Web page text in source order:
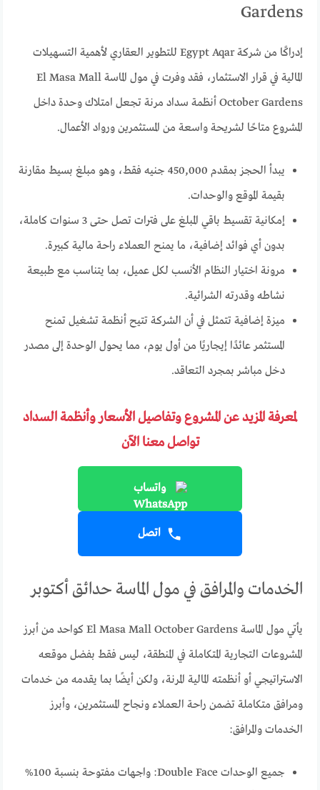
Gardens
إدراكًا من شركة Egypt Aqar للتطوير العقاري لأهمية التسهيلات
المالية في قرار الاستثمار، فقد وفرت في مول الماسة El Masa Mall
October Gardens أنظمة سداد مرنة تجعل امتلاك وحدة داخل
المشروع متاحًا لشريحة واسعة من المستثمرين ورواد الأعمال.
يبدأ الحجز بمقدم 450,000 جنيه فقط، وهو مبلغ بسيط مقارنة
بقيمة الموقع والوحدات.
إمكانية تقسيط باقي المبلغ على فترات تصل حتى 3 سنوات كاملة،
بدون أي فوائد إضافية، ما يمنح العملاء راحة مالية كبيرة.
مرونة اختيار النظام الأنسب لكل عميل، بما يتناسب مع طبيعة
نشاطه وقدرته الشرائية.
ميزة إضافية تتمثل في أن الشركة تتيح أنظمة تشغيل تمنح
المستثمر عائدًا إيجاريًا من أول يوم، مما يحول الوحدة إلى مصدر
دخل مباشر بمجرد التعاقد.
لمعرفة المزيد عن المشروع وتفاصيل الأسعار وأنظمة السداد
تواصل معنا الآن
واتساب
اتصل
الخدمات والمرافق في مول الماسة حدائق أكتوبر
يأتي مول الماسة El Masa Mall October Gardens كواحد من أبرز
المشروعات التجارية المتكاملة في المنطقة، ليس فقط بفضل موقعه
الاستراتيجي أو أنظمته المالية المرنة، ولكن أيضًا بما يقدمه من خدمات
ومرافق متكاملة تضمن راحة العملاء ونجاح المستثمرين، وأبرز
الخدمات والمرافق:
جميع الوحدات Double Face: واجهات مفتوحة بنسبة 100%